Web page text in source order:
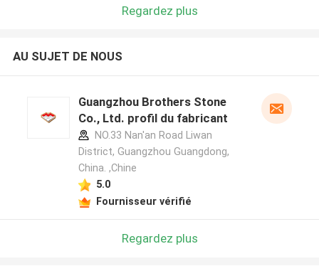
Regardez plus
AU SUJET DE NOUS
Guangzhou Brothers Stone
Co., Ltd. profil du fabricant
NO.33 Nan'an Road Liwan
District, Guangzhou Guangdong,
China. ,Chine
5.0
Fournisseur vérifié
Regardez plus